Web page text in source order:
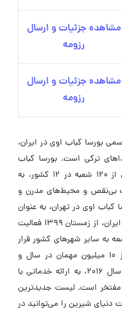
مشاهده جزئیات و ارسال
رزومه
مشاهده جزئیات و ارسال
رزومه
بورسا کباب اوی در ایران،
ترکی است. بورسا کباب
اوی، برند زنجیره‌ای بین‌المللی با بیش از 120 شعبه در 12 کشور، به
بی‌نقص و محیط‌های مدرن و
می‌شود. شعبه 102 بورسا کباب اوی در تهران، به عنوان
تنها رستوران زنجیره‌ای خارجی فعال در ایران، از زمستان 1399 فعالیت
به سایر شهرهای کشور قرار
دارد. این مجموعه با پذیرش بیش از 10 میلیون مهمان در سال و
دریافت جایزه طعم برتر ITQI اروپا در سال 2016، به ارائه خدماتی با
است. لیست جدیدترین
شیرین را می‌توانید در